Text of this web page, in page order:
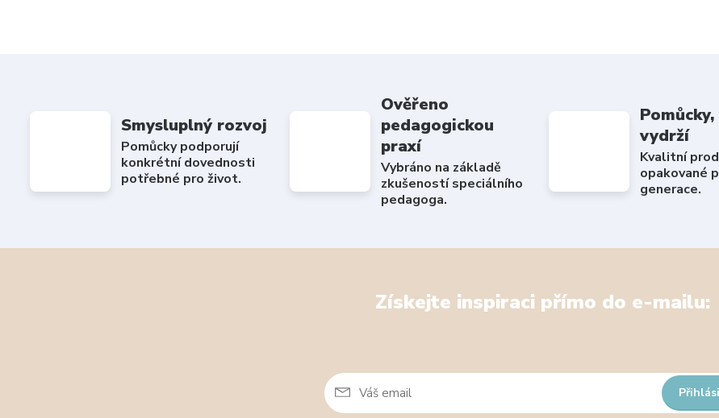
Smysluplný rozvoj
Pomůcky podporují
konkrétní dovednosti
potřebné pro život.
Ověřeno
pedagogickou
praxí
Vybráno na základě
zkušeností speciálního
pedagoga.
vydrží
Kvalitní
opakované
generace.
Získejte inspiraci přímo do e-mailu: